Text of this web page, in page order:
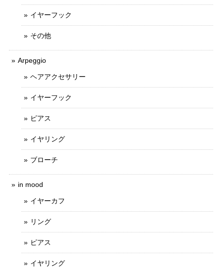
イヤーフック
その他
Arpeggio
ヘアアクセサリー
イヤーフック
ピアス
イヤリング
ブローチ
in mood
イヤーカフ
リング
ピアス
イヤリング